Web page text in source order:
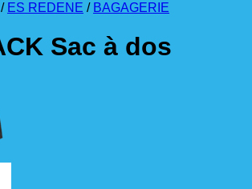
/ ES REDENE / BAGAGERIE
Sac à dos